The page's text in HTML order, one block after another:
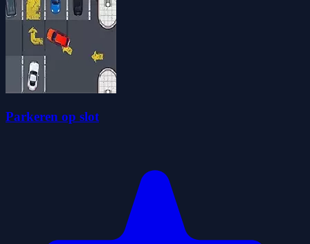
Parkeren op slot